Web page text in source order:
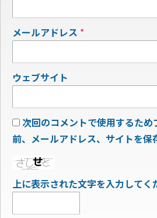
メールアドレス *
ウェブサイト
次回のコメントで使用するた
前、メールアドレス、サイトを保
上に表示された文字を入力してく